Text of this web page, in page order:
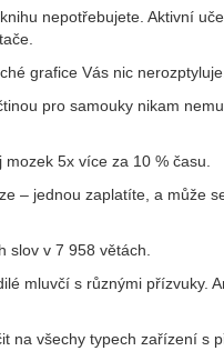
nepotřebujete. Aktivní
grafice Vás nic nerozptyluje.
pro samouky nikam
mozek 5x více za 10 % času.
– jednou zaplatíte, a může
slov v 7 958 větách.
mluvčí s různými přízvuky.
na všechy typech zařízení s